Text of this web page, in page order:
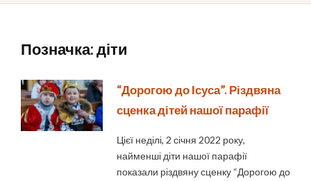
Позначка:діти
“Дорогою до Ісуса”. Різдвяна
сценка дітей нашої парафії
Цієї неділі, 2 січня 2022 року,
найменші діти нашої парафії
показали різдвяну сценку “Дорогою до